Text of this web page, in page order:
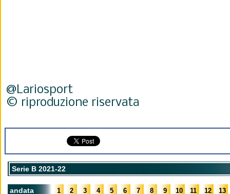
@Lariosport
© riproduzione riservata
Serie B 2021-22
andata 1 2 3 4 5 6 7 8 9 10 11 12 13